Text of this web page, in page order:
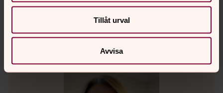
Tillåt urval
Avvisa